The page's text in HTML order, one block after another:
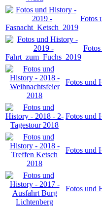
Fotos
Fotos und
Fotos und
Fotos und
Fotos und